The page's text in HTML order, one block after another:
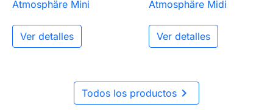
Atmosphäre Mini
Ver detalles
Atmosphäre Midi
Ver detalles
Todos los productos 